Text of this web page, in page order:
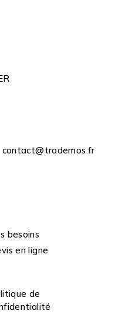
contact@trademos.fr
besoins
en ligne
de